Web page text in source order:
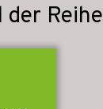
der Reihe